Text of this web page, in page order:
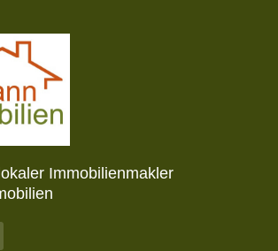
Immobilienmakler